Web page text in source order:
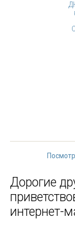
Дорогие
интернет-